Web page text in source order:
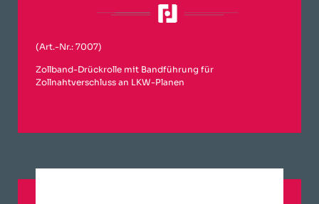
(Art.-Nr.: 7007)
Zollband-Drückrolle mit Bandführung für
Zollnahtverschluss an LKW-Planen